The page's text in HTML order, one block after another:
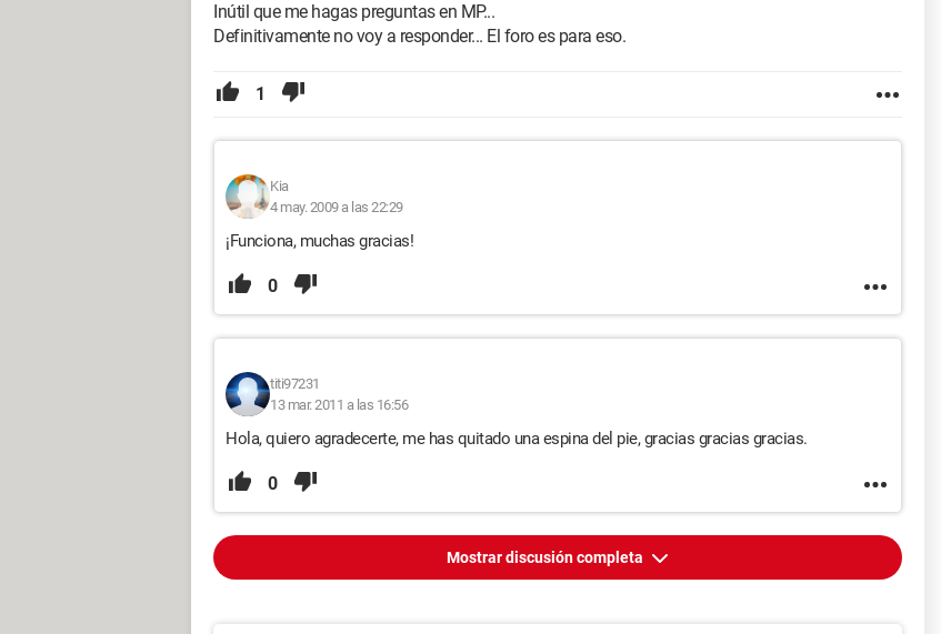
Inútil que me hagas preguntas en MP...
Definitivamente no voy a responder... El foro es para eso.
1
Kia
4 may. 2009 a las 22:29
¡Funciona, muchas gracias!
0
titi97231
13 mar. 2011 a las 16:56
Hola, quiero agradecerte, me has quitado una espina del pie, gracias gracias gracias.
0
Mostrar discusión completa